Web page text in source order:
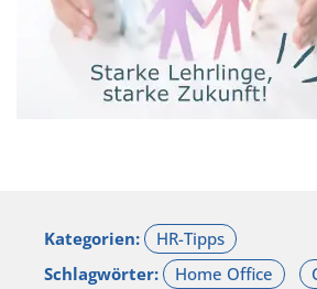
Kategorien:
Schlagwörter: